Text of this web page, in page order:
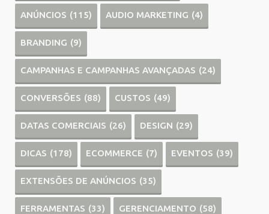
ANÚNCIOS (115) AUDIO MARKETING (4)
BRANDING (9)
CAMPANHAS E CAMPANHAS AVANÇADAS (24)
CONVERSÕES (88) CUSTOS (49)
DATAS COMERCIAIS (26) DESIGN (29)
DICAS (178) ECOMMERCE (7) EVENTOS (39)
EXTENSÕES DE ANÚNCIOS (35)
FERRAMENTAS (33) GERENCIAMENTO (58)